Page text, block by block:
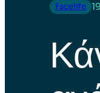
Facelife